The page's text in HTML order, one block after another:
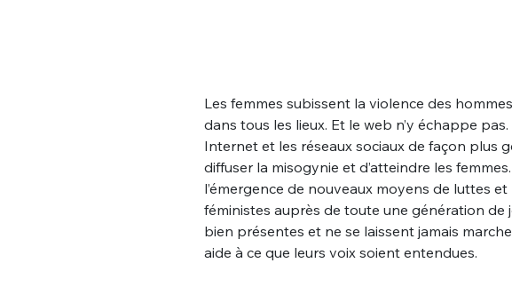
Les femmes subissent la violence des
dans tous les lieux. Et le web n’y échappe
Internet et les réseaux sociaux de façon plus
diffuser la misogynie et d’atteindre les
l’émergence de nouveaux moyens de luttes
féministes auprès de toute une génération de
bien présentes et ne se laissent jamais
aide à ce que leurs voix soient entendues.